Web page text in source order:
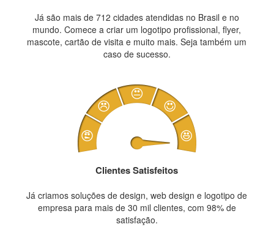
Já são mais de 712 cidades atendidas no Brasil e no
mundo. Comece a criar um logotipo profissional, flyer,
mascote, cartão de visita e muito mais. Seja também um
caso de sucesso.
Clientes Satisfeitos
Já criamos soluções de design, web design e logotipo de
empresa para mais de 30 mil clientes, com 98% de
satisfação.